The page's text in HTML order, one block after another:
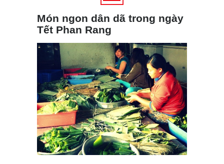
Món ngon dân dã trong ngày
Tết Phan Rang